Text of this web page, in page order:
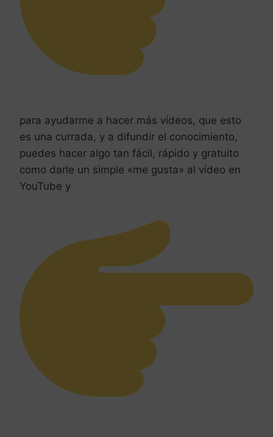
para ayudarme a hacer más vídeos, que esto
es una currada, y a difundir el conocimiento,
puedes hacer algo tan fácil, rápido y gratuito
como darle un simple «me gusta» al vídeo en
YouTube y